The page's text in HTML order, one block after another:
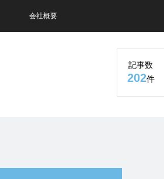
会社概要
記事数
202件